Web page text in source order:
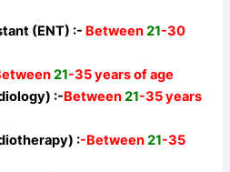
(ENT) :- Between21-30
21-35 years of age
:-Between21-35 years
:-Between21-35